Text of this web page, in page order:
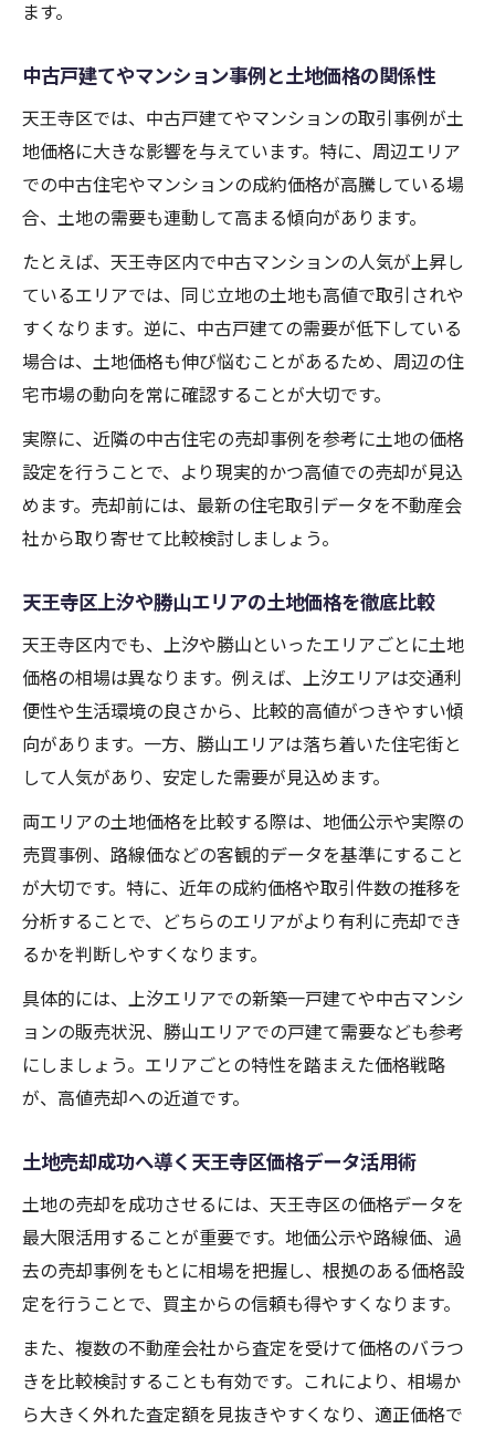
ます。
中古戸建てやマンション事例と土地価格の関係性
天王寺区では、中古戸建てやマンションの取引事例が土
地価格に大きな影響を与えています。特に、周辺エリア
での中古住宅やマンションの成約価格が高騰している場
合、土地の需要も連動して高まる傾向があります。
たとえば、天王寺区内で中古マンションの人気が上昇し
ているエリアでは、同じ立地の土地も高値で取引されや
すくなります。逆に、中古戸建ての需要が低下している
場合は、土地価格も伸び悩むことがあるため、周辺の住
宅市場の動向を常に確認することが大切です。
実際に、近隣の中古住宅の売却事例を参考に土地の価格
設定を行うことで、より現実的かつ高値での売却が見込
めます。売却前には、最新の住宅取引データを不動産会
社から取り寄せて比較検討しましょう。
天王寺区上汐や勝山エリアの土地価格を徹底比較
天王寺区内でも、上汐や勝山といったエリアごとに土地
価格の相場は異なります。例えば、上汐エリアは交通利
便性や生活環境の良さから、比較的高値がつきやすい傾
向があります。一方、勝山エリアは落ち着いた住宅街と
して人気があり、安定した需要が見込めます。
両エリアの土地価格を比較する際は、地価公示や実際の
売買事例、路線価などの客観的データを基準にすること
が大切です。特に、近年の成約価格や取引件数の推移を
分析することで、どちらのエリアがより有利に売却でき
るかを判断しやすくなります。
具体的には、上汐エリアでの新築一戸建てや中古マンシ
ョンの販売状況、勝山エリアでの戸建て需要なども参考
にしましょう。エリアごとの特性を踏まえた価格戦略
が、高値売却への近道です。
土地売却成功へ導く天王寺区価格データ活用術
土地の売却を成功させるには、天王寺区の価格データを
最大限活用することが重要です。地価公示や路線価、過
去の売却事例をもとに相場を把握し、根拠のある価格設
定を行うことで、買主からの信頼も得やすくなります。
また、複数の不動産会社から査定を受けて価格のバラつ
きを比較検討することも有効です。これにより、相場か
ら大きく外れた査定額を見抜きやすくなり、適正価格で